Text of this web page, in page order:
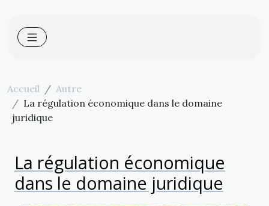
Accueil
Autre
La régulation économique dans le domaine
juridique
La régulation économique
dans le domaine juridique